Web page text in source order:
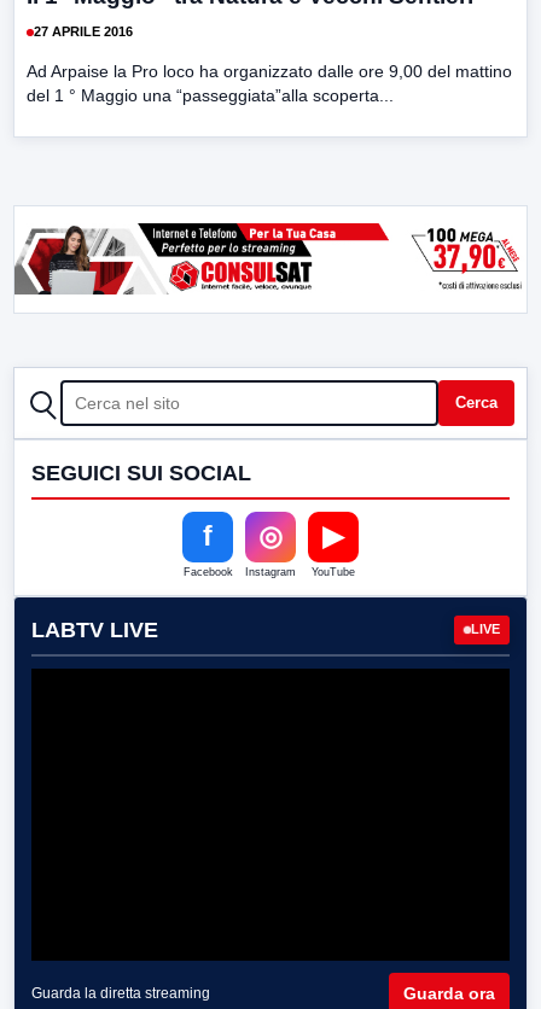
27 APRILE 2016
Ad Arpaise la Pro loco ha organizzato dalle ore 9,00 del mattino
del 1 ° Maggio una “passeggiata”alla scoperta...
CERCA Cerca
SEGUICI SUI SOCIAL
f
Facebook
◎
Instagram
▶
YouTube
LABTV LIVE LIVE
Guarda la diretta streaming Guarda ora